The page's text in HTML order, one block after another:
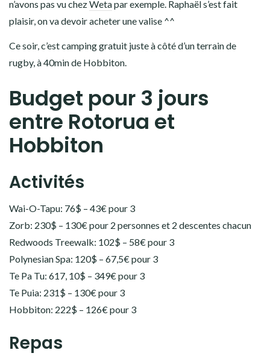
n’avons pas vu chezWetapar exemple. Raphaël s’est fait
plaisir, on va devoir acheter une valise ^^
Ce soir, c’est camping gratuit juste à côté d’un terrain de
rugby, à 40min de Hobbiton.
Budget pour 3 jours
entre Rotorua et
Hobbiton
Activités
Wai-O-Tapu: 76$ – 43€ pour 3
Zorb: 230$ – 130€ pour 2 personnes et 2 descentes chacun
Redwoods Treewalk: 102$ – 58€ pour 3
Polynesian Spa: 120$ – 67,5€ pour 3
Te Pa Tu: 617, 10$ – 349€ pour 3
Te Puia: 231$ – 130€ pour 3
Hobbiton: 222$ – 126€ pour 3
Repas